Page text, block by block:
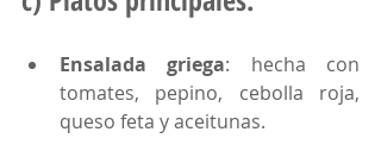
Ensalada griega: hecha con
tomates, pepino, cebolla roja,
queso feta y aceitunas.